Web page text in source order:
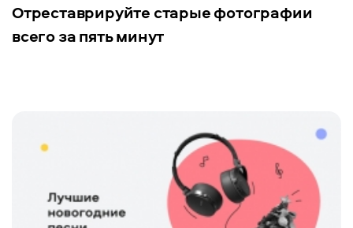
Отреставрируйте старые фотографии
всего за пять минут